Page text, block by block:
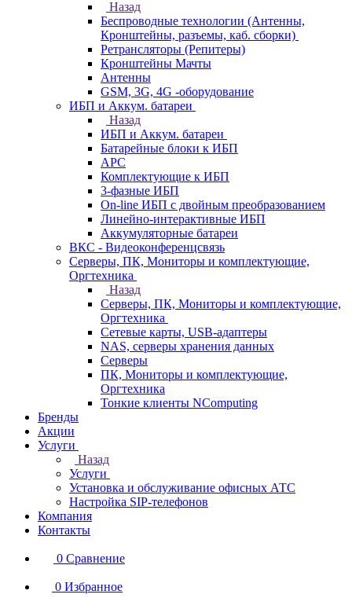
Назад
Беспроводные технологии (Антенны,
Кронштейны, разъемы, каб. сборки)
Ретрансляторы (Репитеры)
Кронштейны Мачты
Антенны
GSM, 3G, 4G -оборудование
ИБП и Аккум. батареи
Назад
ИБП и Аккум. батареи
Батарейные блоки к ИБП
APC
Комплектующие к ИБП
3-фазные ИБП
On-line ИБП с двойным преобразованием
Линейно-интерактивные ИБП
Аккумуляторные батареи
ВКС - Видеоконференцсвязь
Серверы, ПК, Мониторы и комплектующие,
Оргтехника
Назад
Серверы, ПК, Мониторы и комплектующие,
Оргтехника
Сетевые карты, USB-адаптеры
NAS, серверы хранения данных
Серверы
ПК, Мониторы и комплектующие,
Оргтехника
Тонкие клиенты NComputing
Бренды
Акции
Услуги
Назад
Услуги
Установка и обслуживание офисных АТС
Настройка SIP-телефонов
Компания
Контакты
0 Сравнение
0 Избранное